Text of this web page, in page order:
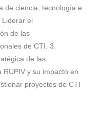
de ciencia, tecnología e
el
de las
de CTI. 3.
de las
y su impacto en
proyectos de CTI